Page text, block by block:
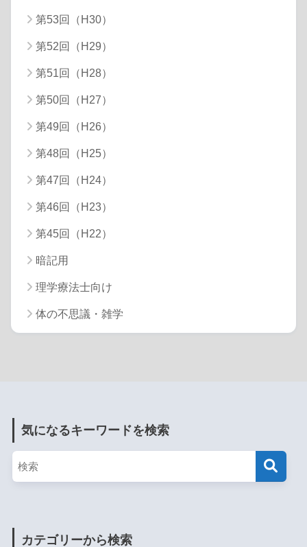
第53回（H30）
第52回（H29）
第51回（H28）
第50回（H27）
第49回（H26）
第48回（H25）
第47回（H24）
第46回（H23）
第45回（H22）
暗記用
理学療法士向け
体の不思議・雑学
気になるキーワードを検索
カテゴリーから検索